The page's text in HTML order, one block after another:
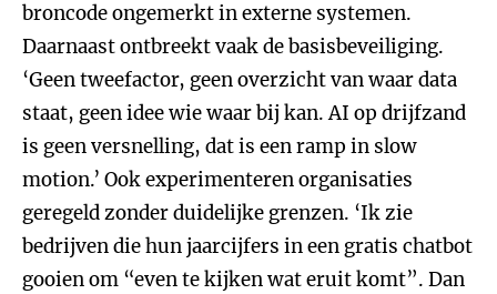
broncode ongemerkt in externe systemen.
Daarnaast ontbreekt vaak de basisbeveiliging.
‘Geen tweefactor, geen overzicht van waar data
staat, geen idee wie waar bij kan. AI op drijfzand
is geen versnelling, dat is een ramp in slow
motion.’ Ook experimenteren organisaties
geregeld zonder duidelijke grenzen. ‘Ik zie
bedrijven die hun jaarcijfers in een gratis chatbot
gooien om “even te kijken wat eruit komt”. Dan